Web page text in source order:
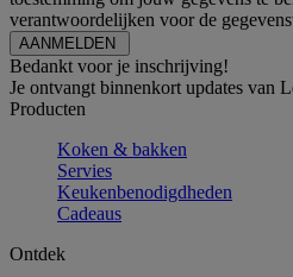
verantwoordelijken voor de
Bedankt voor je inschrijving!
Je ontvangt binnenkort updates van
Producten
Koken & bakken
Servies
Keukenbenodigdheden
Cadeaus
Ontdek